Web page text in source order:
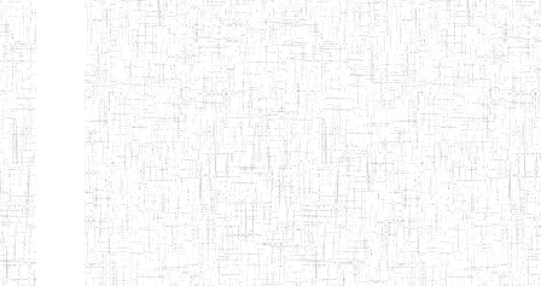
Chercher:
Effacer les filtres
Denomination